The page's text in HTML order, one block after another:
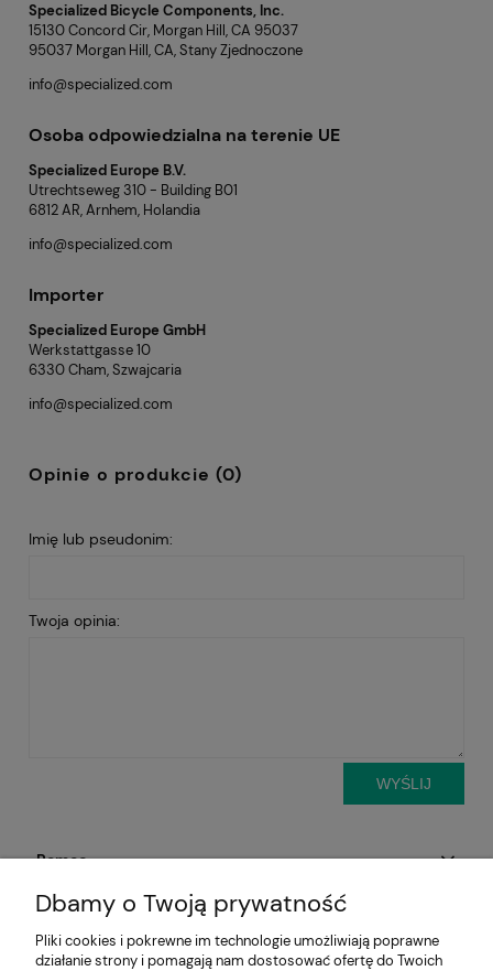
Specialized Bicycle Components, Inc.
15130 Concord Cir, Morgan Hill, CA 95037
95037 Morgan Hill, CA, Stany Zjednoczone
info@specialized.com
Osoba odpowiedzialna na terenie UE
Specialized Europe B.V.
Utrechtseweg 310 - Building B01
6812 AR, Arnhem, Holandia
info@specialized.com
Importer
Specialized Europe GmbH
Werkstattgasse 10
6330 Cham, Szwajcaria
info@specialized.com
Opinie o produkcie (0)
Imię lub pseudonim:
Twoja opinia:
WYŚLIJ
Pomoc
Aktualności
Moje konto
Dbamy o Twoją prywatność
Pliki cookies i pokrewne im technologie umożliwiają poprawne
działanie strony i pomagają nam dostosować ofertę do Twoich